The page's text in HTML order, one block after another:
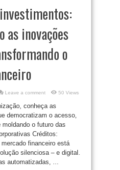
as inovações
o
Leave a comment 50 Views
conheça as
democratizam o acesso,
o futuro das
Créditos:
financeiro está
silenciosa – e digital.
automatizadas, ...